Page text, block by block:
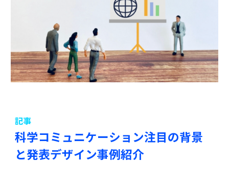
記事
科学コミュニケーション注目の背景
と発表デザイン事例紹介